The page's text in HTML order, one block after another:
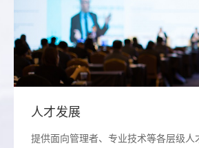
人才发展
提供面向管理者、专业技术等各层级人